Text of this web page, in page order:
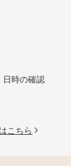
日時の確認
こちら